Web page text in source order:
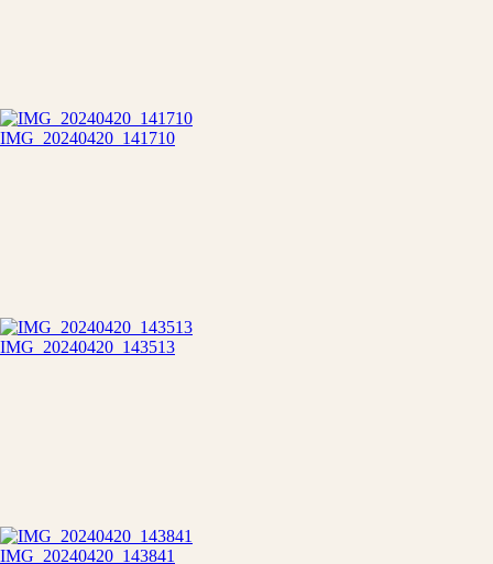
IMG_20240420_141710
IMG_20240420_143513
IMG_20240420_143841